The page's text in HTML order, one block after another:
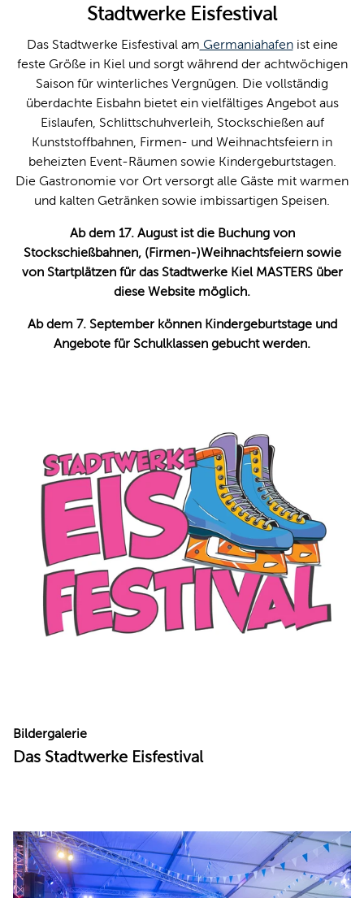
Stadtwerke Eisfestival
Das Stadtwerke Eisfestival am Germaniahafenist eine
feste Größe in Kiel und sorgt während der achtwöchigen
Saison für winterliches Vergnügen. Die vollständig
überdachte Eisbahn bietet ein vielfältiges Angebot aus
Eislaufen, Schlittschuhverleih, Stockschießen auf
Kunststoffbahnen, Firmen- und Weihnachtsfeiern in
beheizten Event-Räumen sowie Kindergeburtstagen.
Die Gastronomie vor Ort versorgt alle Gäste mit warmen
und kalten Getränken sowie imbissartigen Speisen.
Ab dem 17. August ist die Buchung von
Stockschießbahnen, (Firmen-)Weihnachtsfeiern sowie
von Startplätzen für das Stadtwerke Kiel MASTERS über
diese Website möglich.
Ab dem 7. September können Kindergeburtstage und
Angebote für Schulklassen gebucht werden.
Bildergalerie
Das Stadtwerke Eisfestival